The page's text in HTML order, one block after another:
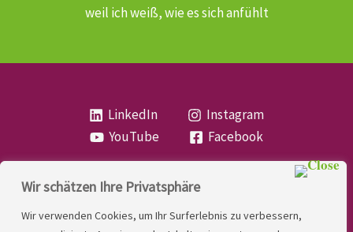
Wir schätzen Ihre Privatsphäre
Wir verwenden Cookies, um Ihr Surferlebnis zu verbessern,
weil ich weiß, wie es sich anfühlt
LinkedIn
Instagram
YouTube
Facebook
LINDNER. 2026 | Powered by